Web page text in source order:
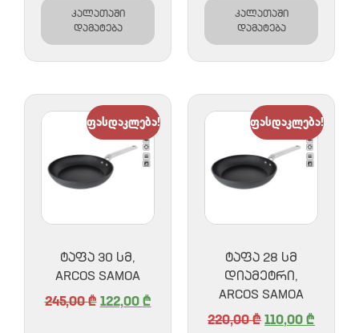
კალათაში
დამატება
კალათაში
დამატება
ფასდაკლება!
ᲢᲐᲤᲐ 30 ᲡᲛ,
ARCOS SAMOA
245,00₾ 122,00 ₾
ფასდაკლება!
ᲢᲐᲤᲐ 28 ᲡᲛ
ᲓᲘᲐᲛᲔᲢᲠᲘ,
ARCOS SAMOA
220,00₾ 110,00 ₾